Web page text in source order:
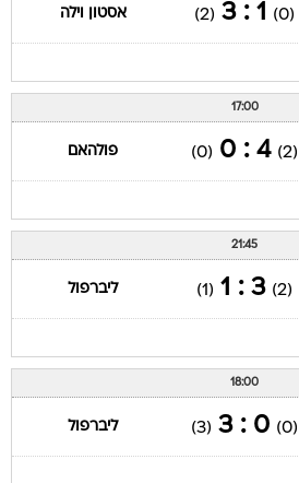
(0)
1 : 3
(2) אסטון וילה
17:00
(2)
4 : 0
(0) פולהאם
21:45
(2)
3 : 1
(1) ליברפול
18:00
(0)
0 : 3
(3) ליברפול